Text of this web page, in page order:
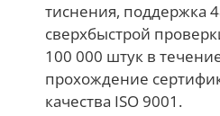
тиснения, поддержка
сверхбыстрой
100 000 штук в
прохождение
качества ISO 9001.